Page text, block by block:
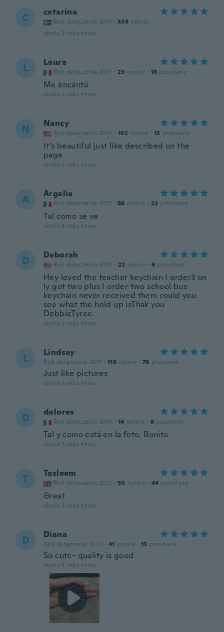
C catarina
Rok dołączenia 2017 · 338 opinie
około 3 roku temu
L Laura
Rok dołączenia 2017 · 29 opinie · 18 przesłane
Me encantó
około 3 roku temu
N Nancy
Rok dołączenia 2016 · 162 opinie · 13 przesłane
It’s beautiful just like described on the
page
około 3 roku temu
A Argelia
Rok dołączenia 2017 · 88 opinie · 23 przesłane
Tal como se ve
około 3 roku temu
D Deborah
Rok dołączenia 2019 · 22 opinie · 6 przesłane
Hey loved the teacher keychain I order3 on
ly got two plus I order two school bus
keychain never received them could you
see what the hold up isThak you
DebbieTyree
około 3 roku temu
L Lindsay
Rok dołączenia 2017 · 116 opinie · 78 przesłane
Just like pictures
około 3 roku temu
D dolores
Rok dołączenia 2016 · 14 opinie · 8 przesłane
Tal y como está en la foto. Bonito
około 3 roku temu
T Tasleem
Rok dołączenia 2021 · 50 opinie · 44 przesłane
Great
około 3 roku temu
D Diana
Rok dołączenia 2020 · 41 opinie · 15 przesłane
So cute- quality is good
około 3 roku temu